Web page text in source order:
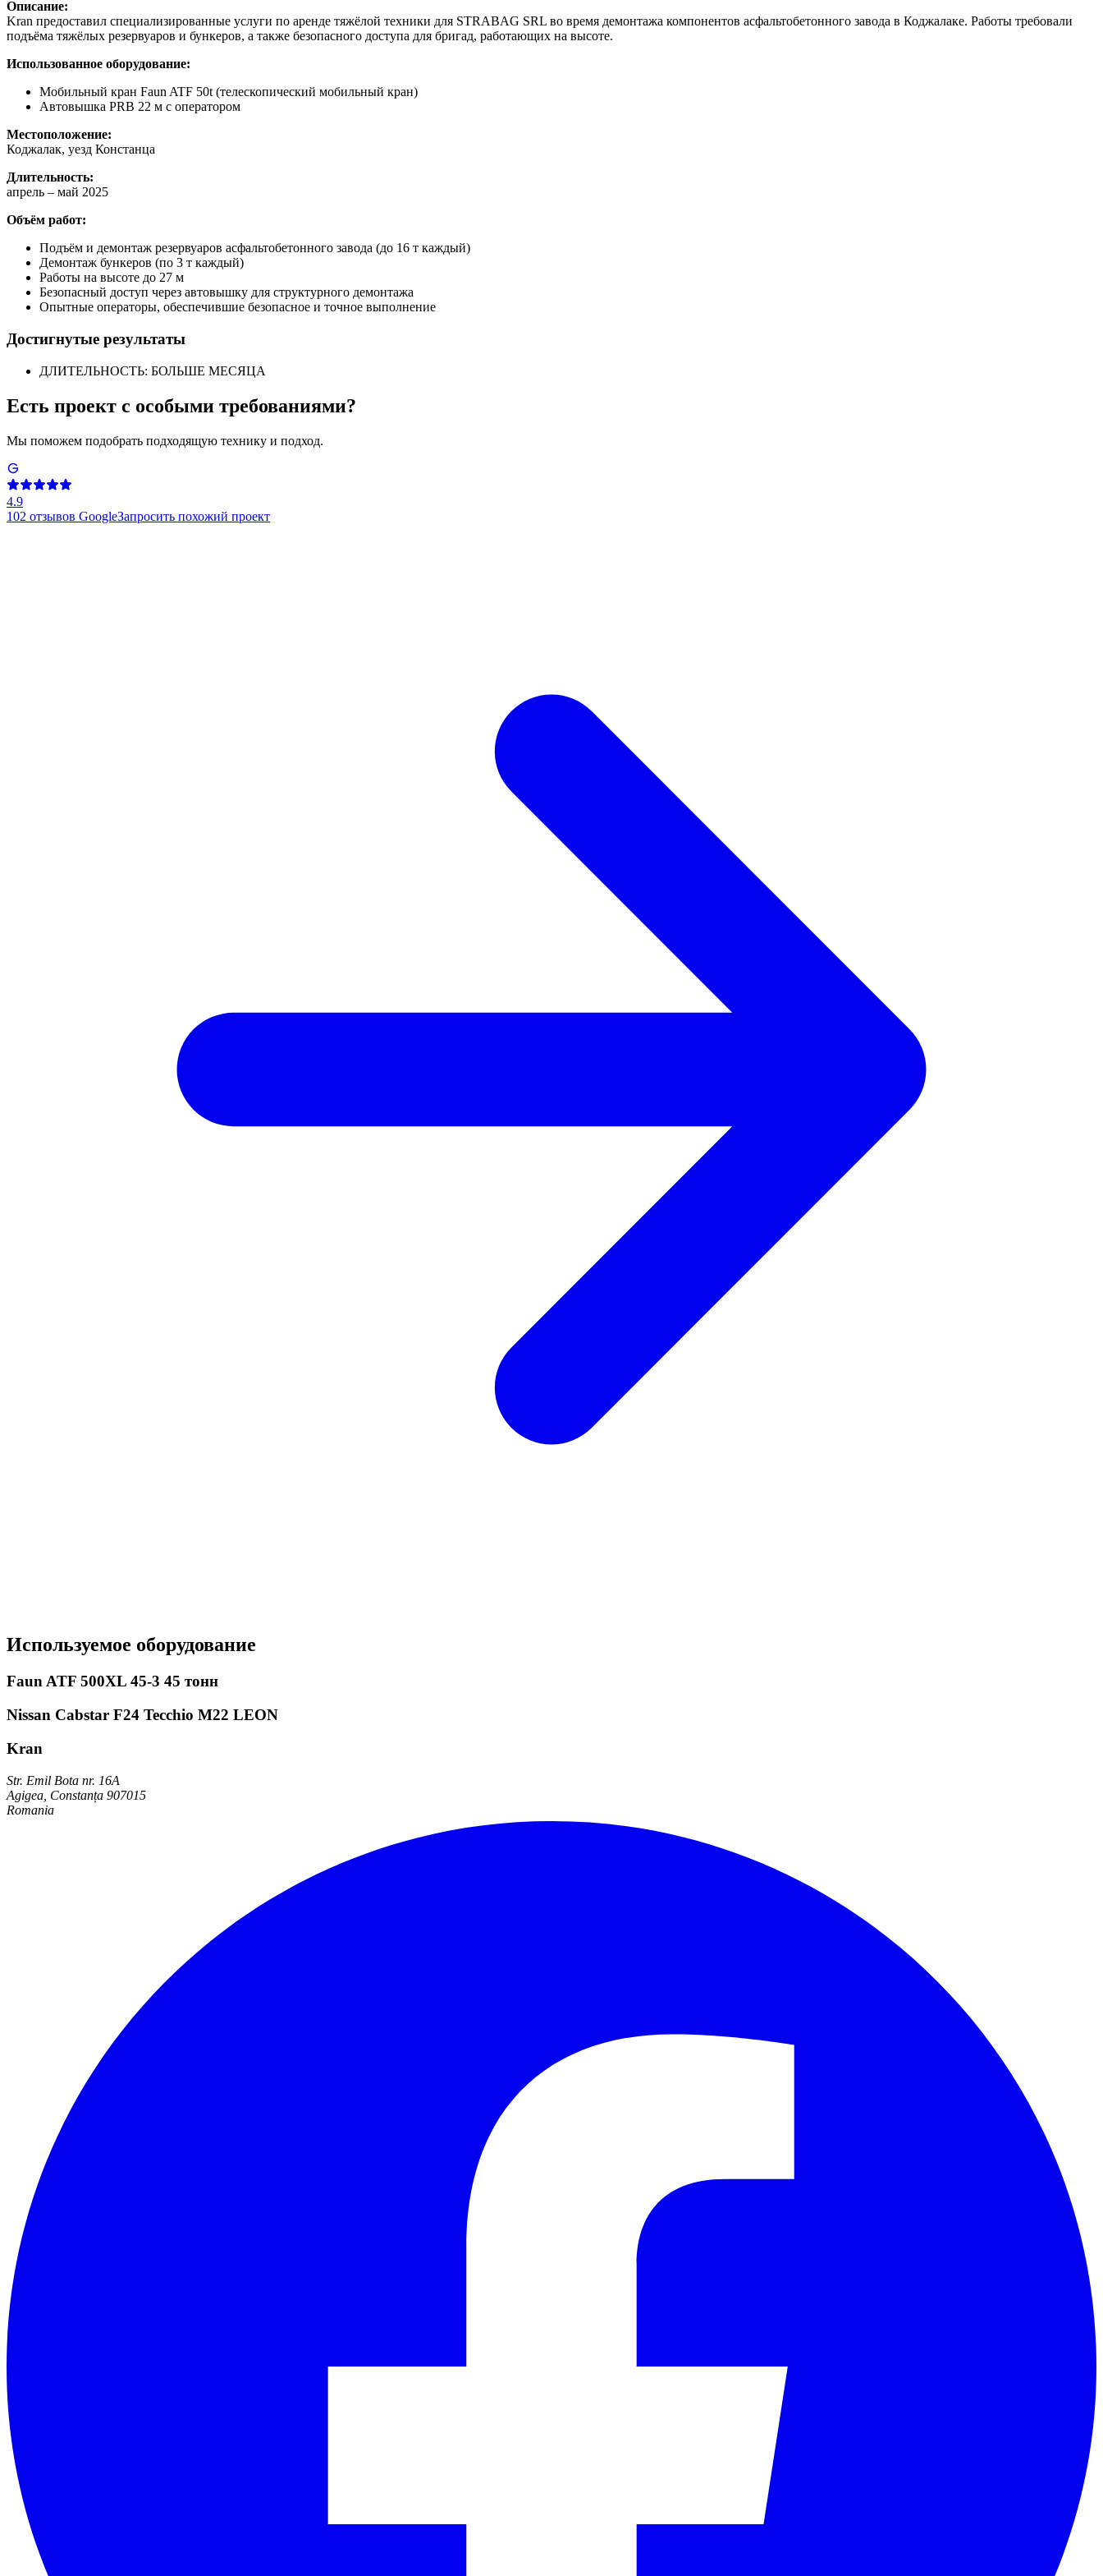
Описание:
Kran предоставил специализированные услуги по аренде тяжёлой техники для STRABAG SRL во время демонтажа компонентов асфальтобетонного завода в Коджалаке. Работы требовали
подъёма тяжёлых резервуаров и бункеров, а также безопасного доступа для бригад, работающих на высоте.
Использованное оборудование:
Мобильный кран Faun ATF 50t (телескопический мобильный кран)
Автовышка PRB 22 м с оператором
Местоположение:
Коджалак, уезд Констанца
Длительность:
апрель – май 2025
Объём работ:
Подъём и демонтаж резервуаров асфальтобетонного завода (до 16 т каждый)
Демонтаж бункеров (по 3 т каждый)
Работы на высоте до 27 м
Безопасный доступ через автовышку для структурного демонтажа
Опытные операторы, обеспечившие безопасное и точное выполнение
Достигнутые результаты
ДЛИТЕЛЬНОСТЬ: БОЛЬШЕ МЕСЯЦА
Есть проект с особыми требованиями?
Мы поможем подобрать подходящую технику и подход.
4.9
102 отзывов GoogleЗапросить похожий проект
Используемое оборудование
Faun ATF 500XL 45-3 45 тонн
Nissan Cabstar F24 Tecchio M22 LEON
Kran
Str. Emil Bota nr. 16A
Agigea, Constanța 907015
Romania